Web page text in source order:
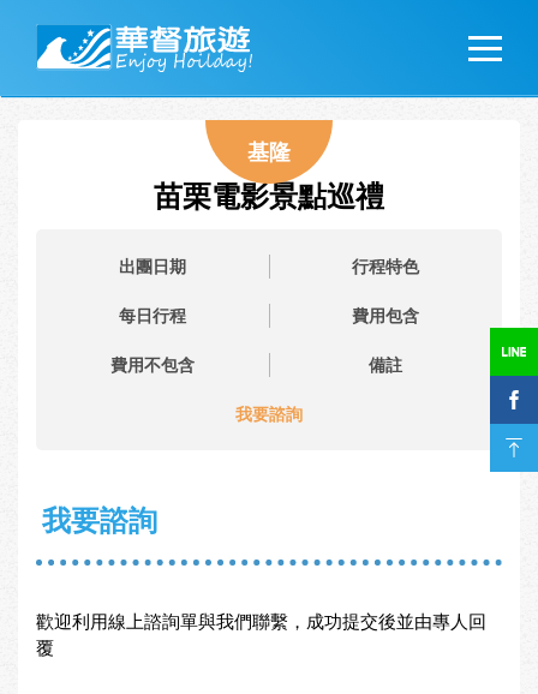
基隆
苗栗電影景點巡禮
出團日期 行程特色
每日行程 費用包含
費用不包含 備註
我要諮詢
我要諮詢
歡迎利用線上諮詢單與我們聯繫，成功提交後並由專人回
覆